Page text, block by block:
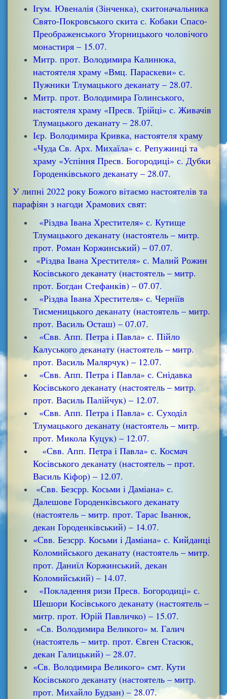
Ігум. Ювеналія (Зінченка), скитоначальника
Свято-Покровського скита с. Кобаки Спасо-
Преображенського Угорницького чоловічого
монастиря – 15.07.
Митр. прот. Володимира Калинюка,
настоятеля храму «Вмц. Параскеви» с.
Пужники Тлумацького деканату – 28.07.
Митр. прот. Володимира Голинського,
настоятеля храму «Пресв. Трійці» с. Живачів
Тлумацького деканату – 28.07.
Ієр. Володимира Кривка, настоятеля храму
«Чуда Св. Арх. Михаїла» с. Репужинці та
храму «Успіння Пресв. Богородиці» с. Дубки
Городенківського деканату – 28.07.
У липні 2022 року Божого вітаємо настоятелів та
парафіян з нагоди Храмових свят:
«Різдва Івана Хрестителя» с. Кутище
Тлумацького деканату (настоятель – митр.
прот. Роман Коржинський) – 07.07.
«Різдва Івана Хрестителя» с. Малий Рожин
Косівського деканату (настоятель – митр.
прот. Богдан Стефанків) – 07.07.
«Різдва Івана Хрестителя» с. Черніїв
Тисменицького деканату (настоятель – митр.
прот. Василь Осташ) – 07.07.
«Свв. Апп. Петра і Павла» с. Пійло
Калуського деканату (настоятель – митр.
прот. Василь Малярчук) – 12.07.
«Свв. Апп. Петра і Павла» с. Снідавка
Косівського деканату (настоятель – митр.
прот. Василь Палійчук) – 12.07.
«Свв. Апп. Петра і Павла» с. Суходіл
Тлумацького деканату (настоятель – митр.
прот. Микола Куцук) – 12.07.
«Свв. Апп. Петра і Павла» с. Космач
Косівського деканату (настоятель – прот.
Василь Кіфор) – 12.07.
«Свв. Безсрр. Косьми і Даміана» с.
Далешове Городенківського деканату
(настоятель – митр. прот. Тарас Іванюк,
декан Городенківський) – 14.07.
«Свв. Безсрр. Косьми і Даміана» с. Кийданці
Коломийського деканату (настоятель – митр.
прот. Даниїл Коржинський, декан
Коломийський) – 14.07.
«Покладення ризи Пресв. Богородиці» с.
Шешори Косівського деканату (настоятель –
митр. прот. Юрій Павличко) – 15.07.
«Св. Володимира Великого» м. Галич
(настоятель – митр. прот. Євген Стасюк,
декан Галицький) – 28.07.
«Св. Володимира Великого» смт. Кути
Косівського деканату (настоятель – митр.
прот. Михайло Будзан) – 28.07.